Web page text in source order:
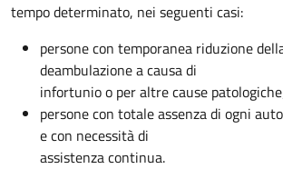
tempo determinato, nei seguenti casi:
persone con temporanea riduzione
deambulazione a causa di
infortunio o per altre cause
persone con totale assenza di ogni
e con necessità di
assistenza continua.